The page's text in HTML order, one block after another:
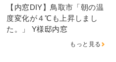
【内窓DIY】鳥取市「朝の温
度変化が４℃も上昇しまし
た。」 Y様邸内窓
もっと見る